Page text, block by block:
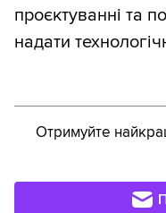
проєктуванні та
надати
Отримуйте